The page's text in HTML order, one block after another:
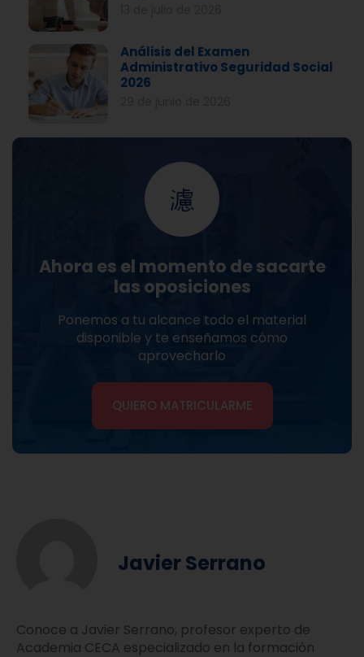
Análisis del Examen
Administrativo Seguridad Social
2026
Ahora es el momento de sacarte
las oposiciones
Ponemos a tu alcance todo el material
disponible y te enseñamos cómo
aprovecharlo
QUIERO MATRICULARME
Javier Serrano
Conoce a Javier Serrano, profesor experto de
Academia CECA especializado en la formación